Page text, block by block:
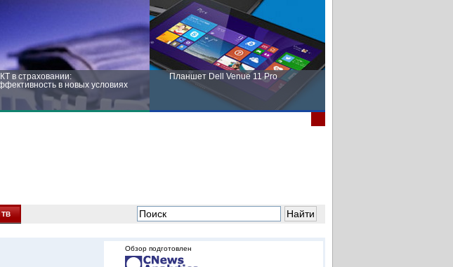
в страховании:
в новых условиях
Планшет Dell Venue 11 Pro
условиях
ТВ
Обзор подготовлен